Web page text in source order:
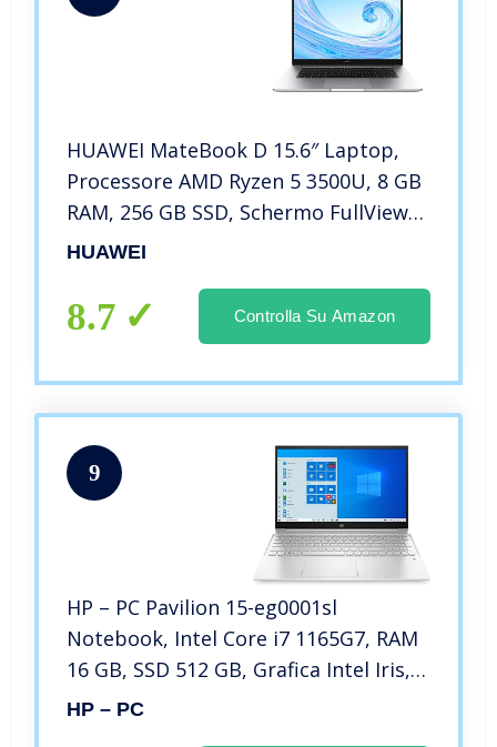
HUAWEI MateBook D 15.6″ Laptop,
Processore AMD Ryzen 5 3500U, 8 GB
RAM, 256 GB SSD, Schermo FullView
1080P FHD, Collaborazione multi-
Windows 10 Home, Argento
HUAWEI
8.7 Controlla Su Amazon
9
HP – PC Pavilion 15-eg0001sl
Notebook, Intel Core i7 1165G7, RAM
16 GB, SSD 512 GB, Grafica Intel Iris,
Windows 10 Home, Schermo 15.6″
HP – PC